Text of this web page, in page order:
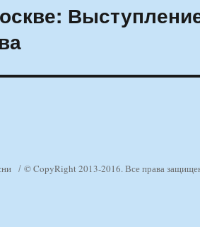
© CopyRight 2013-2016. Все права